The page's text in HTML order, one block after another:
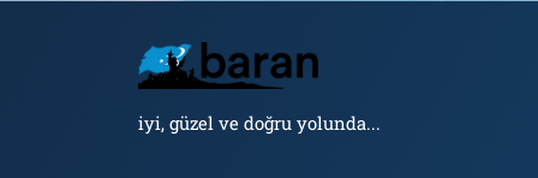
iyi, güzel ve doğru yolunda...